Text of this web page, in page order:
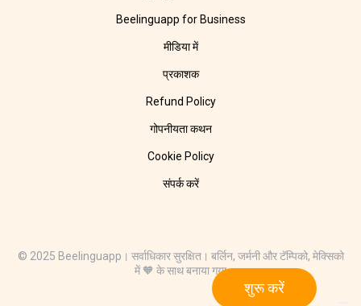
शुरू करें
Beelinguapp for Business
मीडिया में
प्रकाशक
Refund Policy
गोपनीयता कथन
Cookie Policy
संपर्क करें
© 2025 Beelinguapp। सर्वाधिकार सुरक्षित। बर्लिन, जर्मनी और टॅम्पिको, मेक्सिको
में 🧡 के साथ बनाया गया